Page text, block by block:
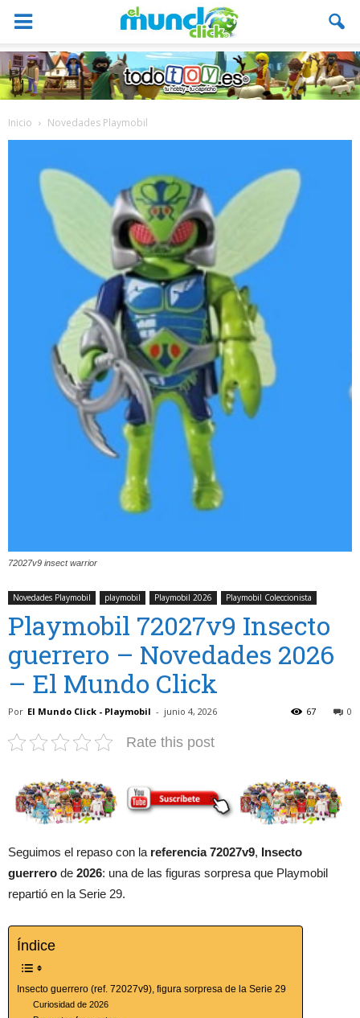
Inicio Novedades Playmobil
72027v9 insect warrior
Novedades Playmobil playmobil Playmobil 2026 Playmobil Coleccionista
Playmobil 72027v9 Insecto
guerrero – Novedades 2026
– El Mundo Click
Por El Mundo Click - Playmobil - junio 4, 2026 0
67
Rate this post
Seguimos el repaso con la referencia 72027v9, Insecto
guerrero de 2026: una de las figuras sorpresa que Playmobil
repartió en la Serie 29.
Índice
Insecto guerrero (ref. 72027v9), figura sorpresa de la Serie 29
Curiosidad de 2026